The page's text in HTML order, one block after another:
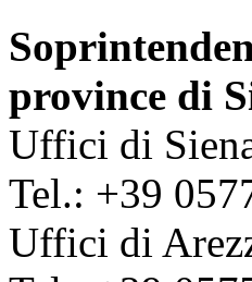
province di
Uffici di
Tel.: +39
Uffici di